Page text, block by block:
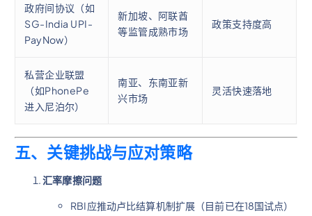
政府间协议（如
SG-India UPI-
PayNow）
新加坡、阿联酋
等监管成熟市场
政策支持度高
私营企业联盟
（如PhonePe
进入尼泊尔）
南亚、东南亚新
兴市场
灵活快速落地
五、关键挑战与应对策略
汇率摩擦问题
RBI应推动卢比结算机制扩展（目前已在18国试点）